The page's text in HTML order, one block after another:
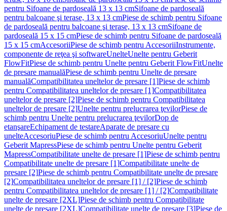
pentru Sifoane de pardoseală 13 x 13 cmSifoane de pardoseală
pentru balcoane şi terase, 13 x 13 cmPiese de schimb pentru Sifoane
de pardoseală pentru balcoane şi terase, 13 x 13 cmSifoane de
pardoseală 15 x 15 cmPiese de schimb pentru Sifoane de pardoseală
15 x 15 cmAccesoriiPiese de schimb pentru AccesoriiInstrumente,
componente de reţea şi softwareUnelteUnelte pentru Geberit
FlowFitPiese de schimb pentru Unelte pentru Geberit FlowFitUnelte
de presare manualăPiese de schimb pentru Unelte de presare
manualăCompatibilitatea uneltelor de presare [1]Piese de schimb
pentru Compatibilitatea uneltelor de presare [1]Compatibilitatea
uneltelor de presare [2]Piese de schimb pentru Compatibilitatea
uneltelor de presare [2]Unelte pentru prelucrarea ţevilorPiese de
schimb pentru Unelte pentru prelucrarea ţevilorDop de
etanşareEchipament de testareAparate de presare cu
unelteAccesoriuPiese de schimb pentru AccesoriuUnelte pentru
Geberit MapressPiese de schimb pentru Unelte pentru Geberit
MapressCompatibilitate unelte de presare [1]Piese de schimb pentru
Compatibilitate unelte de presare [1]Compatibilitate unelte de
presare [2]Piese de schimb pentru Compatibilitate unelte de presare
[2]Compatibilitatea uneltelor de presare [1] / [2]Piese de schimb
pentru Compatibilitatea uneltelor de presare [1] / [2]Compatibilitate
unelte de presare [2XL]Piese de schimb pentru Compatibilitate
unelte de presare [2XL]Compatibilitate unelte de presare [3]Piese de